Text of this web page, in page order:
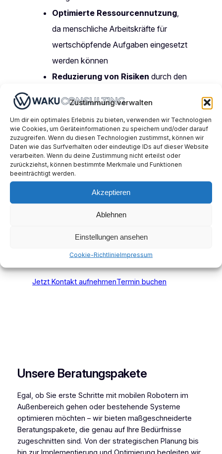
Zustimmung verwalten
Um dir ein optimales Erlebnis zu bieten, verwenden wir Technologien
wie Cookies, um Geräteinformationen zu speichern und/oder darauf
zuzugreifen. Wenn du diesen Technologien zustimmst, können wir
Daten wie das Surfverhalten oder eindeutige IDs auf dieser Website
verarbeiten. Wenn du deine Zustimmung nicht erteilst oder
zurückziehst, können bestimmte Merkmale und Funktionen
beeinträchtigt werden.
Akzeptieren
Ablehnen
Einstellungen ansehen
Cookie-RichtlinieImpressum
Optimierte Ressourcennutzung
da menschliche Arbeitskräfte für
wertschöpfende Aufgaben eingesetzt
werden können
Reduzierung von Risiken durch den
zugänglichen Umgebungen
Verbesserte Arbeitssicherheit
dank fortschrittlicher Sensorik und
robuster Bauweise
Flexibilität
Außenbereichen durch autonome
Navigation und Hinderniserkennung
Zukunftssichere Investition
stetige Weiterentwicklung in Robotik
und KI-Technologien
Jetzt Kontakt aufnehmenTermin buchen
Unsere Beratungspakete
Egal, ob Sie erste Schritte mit mobilen Robotern im
Außenbereich gehen oder bestehende Systeme
optimieren möchten – wir bieten maßgeschneiderte
Beratungspakete, die genau auf Ihre Bedürfnisse
zugeschnitten sind. Von der strategischen Planung bis